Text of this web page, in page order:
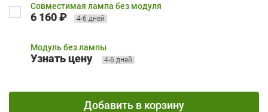
Совместимая лампа без модуля
6 160 ₽ 4-6 дней
Модуль без лампы
Узнать цену 4-6 дней
Добавить в корзину